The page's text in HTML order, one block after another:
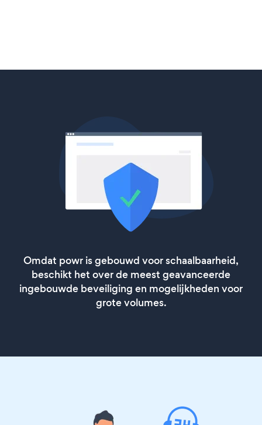
Omdat powr is gebouwd voor schaalbaarheid,
beschikt het over de meest geavanceerde
ingebouwde beveiliging en mogelijkheden voor
grote volumes.